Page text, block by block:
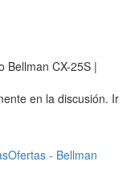
Bellman CX-25S |
en la discusión. Ir
Ofertas - Bellman